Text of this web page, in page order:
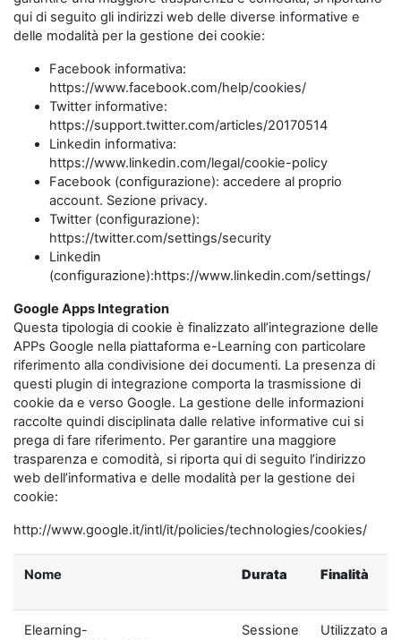
qui di seguito gli indirizzi web delle diverse informative e
delle modalità per la gestione dei cookie:
Facebook informativa:
https://www.facebook.com/help/cookies/
Twitter informative:
https://support.twitter.com/articles/20170514
Linkedin informativa:
https://www.linkedin.com/legal/cookie-policy
Facebook (configurazione): accedere al proprio
account. Sezione privacy.
Twitter (configurazione):
https://twitter.com/settings/security
Linkedin
(configurazione):https://www.linkedin.com/settings/
Google Apps Integration
Questa tipologia di cookie è finalizzato all’integrazione delle
APPs Google nella piattaforma e-Learning con particolare
riferimento alla condivisione dei documenti. La presenza di
questi plugin di integrazione comporta la trasmissione di
cookie da e verso Google. La gestione delle informazioni
raccolte quindi disciplinata dalle relative informative cui si
prega di fare riferimento. Per garantire una maggiore
trasparenza e comodità, si riporta qui di seguito l’indirizzo
web dell’informativa e delle modalità per la gestione dei
cookie:
http://www.google.it/intl/it/policies/technologies/cookies/
Nome Durata Finalità
Elearning-
Sessione
Utilizzato ai